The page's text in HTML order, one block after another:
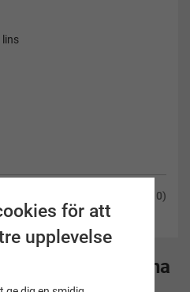
(10)
lins
tillbehör till denna
för att
upplevelse